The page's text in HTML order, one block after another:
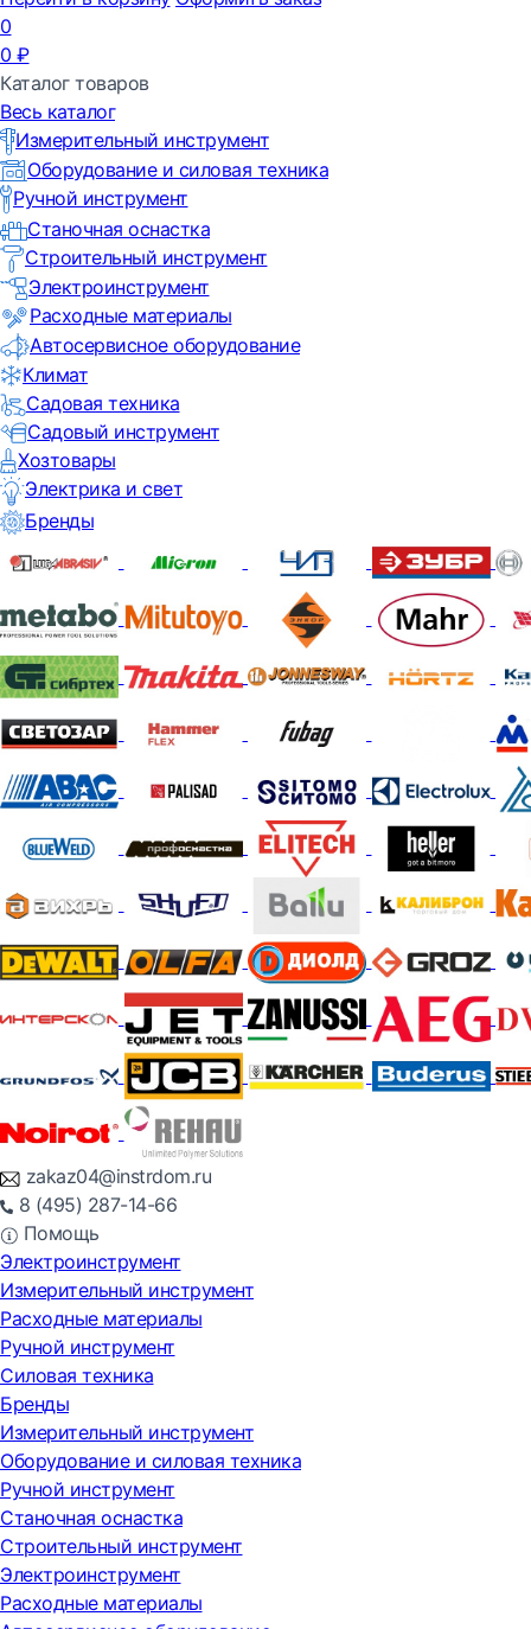
0
0 ₽
Каталог товаров
Весь каталог
Измерительный инструмент
Оборудование и силовая техника
Ручной инструмент
Станочная оснастка
Строительный инструмент
Электроинструмент
Расходные материалы
Автосервисное оборудование
Климат
Садовая техника
Садовый инструмент
Хозтовары
Электрика и свет
Бренды
zakaz04@instrdom.ru
8 (495) 287-14-66
Помощь
Электроинструмент
Измерительный инструмент
Расходные материалы
Ручной инструмент
Силовая техника
Бренды
Измерительный инструмент
Оборудование и силовая техника
Ручной инструмент
Станочная оснастка
Строительный инструмент
Электроинструмент
Расходные материалы